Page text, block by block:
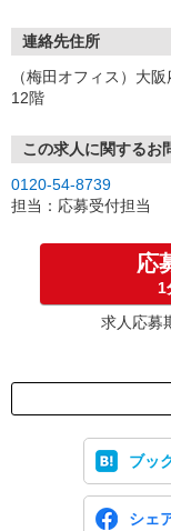
連絡先住所
（梅田オフィス）大
12階
この求人に関するお
0120-54-8739
担当：応募受付担当
応
1
求人応募
ブッ
シェ